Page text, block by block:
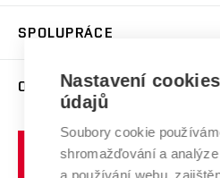
Celoživotní vzdělávání
E-přihláška
Harmonogram akademického roku
Závěrečné práce
Doktorské studium
Zpracování osobních údajů
Sociální bezpečí
Studium bez bariér
Podpora podnikání
Mezinárodní vědecká rada
Systém zajišťování kvality výzkumu
Výzkumné infrastruktury
Transfer znalostí
SPOLUPRÁCE
Firemní spolupráce
Zahraniční spolupráce
Spolupráce se školami
O UNIVERZITĚ
Profil univerzity
Udržitelná univerzita
Nastavení
údajů
Soubory cookie
shromažďování a
a používání webu,